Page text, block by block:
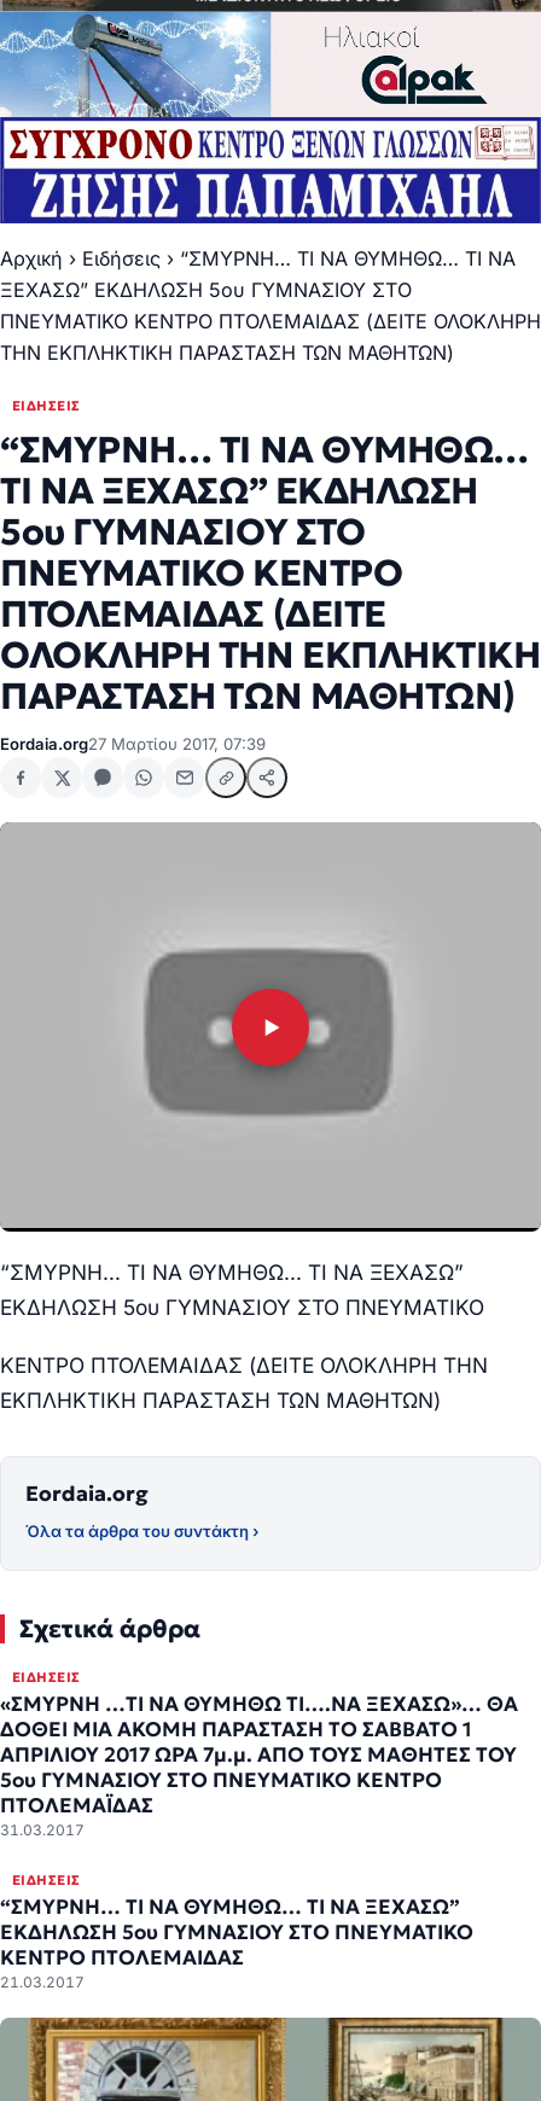
Αρχική › Ειδήσεις › “ΣΜΥΡΝΗ… ΤΙ ΝΑ ΘΥΜΗΘΩ… ΤΙ ΝΑ
ΞΕΧΑΣΩ” ΕΚΔΗΛΩΣΗ 5ου ΓΥΜΝΑΣΙΟΥ ΣΤΟ
ΠΝΕΥΜΑΤΙΚΟ ΚΕΝΤΡΟ ΠΤΟΛΕΜΑΙΔΑΣ (ΔΕΙΤΕ ΟΛΟΚΛΗΡΗ
ΤΗΝ ΕΚΠΛΗΚΤΙΚΗ ΠΑΡΑΣΤΑΣΗ ΤΩΝ ΜΑΘΗΤΩΝ)
ΕΙΔΉΣΕΙΣ
“ΣΜΥΡΝΗ… ΤΙ ΝΑ ΘΥΜΗΘΩ…
ΤΙ ΝΑ ΞΕΧΑΣΩ” ΕΚΔΗΛΩΣΗ
5ου ΓΥΜΝΑΣΙΟΥ ΣΤΟ
ΠΝΕΥΜΑΤΙΚΟ ΚΕΝΤΡΟ
ΠΤΟΛΕΜΑΙΔΑΣ (ΔΕΙΤΕ
ΟΛΟΚΛΗΡΗ ΤΗΝ ΕΚΠΛΗΚΤΙΚΗ
ΠΑΡΑΣΤΑΣΗ ΤΩΝ ΜΑΘΗΤΩΝ)
Eordaia.org27 Μαρτίου 2017, 07:39
“ΣΜΥΡΝΗ… ΤΙ ΝΑ ΘΥΜΗΘΩ… ΤΙ ΝΑ ΞΕΧΑΣΩ”
ΕΚΔΗΛΩΣΗ 5ου ΓΥΜΝΑΣΙΟΥ ΣΤΟ ΠΝΕΥΜΑΤΙΚΟ
ΚΕΝΤΡΟ ΠΤΟΛΕΜΑΙΔΑΣ (ΔΕΙΤΕ ΟΛΟΚΛΗΡΗ ΤΗΝ
ΕΚΠΛΗΚΤΙΚΗ ΠΑΡΑΣΤΑΣΗ ΤΩΝ ΜΑΘΗΤΩΝ)
Eordaia.org
Όλα τα άρθρα του συντάκτη ›
Σχετικά άρθρα
ΕΙΔΉΣΕΙΣ
«ΣΜΥΡΝΗ …ΤΙ ΝΑ ΘΥΜΗΘΩ ΤΙ….ΝΑ ΞΕΧΑΣΩ»… ΘΑ
ΔΟΘΕΙ ΜΙΑ ΑΚΟΜΗ ΠΑΡΑΣΤΑΣΗ ΤΟ ΣΑΒΒΑΤΟ 1
ΑΠΡΙΛΙΟΥ 2017 ΩΡΑ 7μ.μ. ΑΠΟ ΤΟΥΣ ΜΑΘΗΤΕΣ ΤΟΥ
5ου ΓΥΜΝΑΣΙΟΥ ΣΤΟ ΠΝΕΥΜΑΤΙΚΟ ΚΕΝΤΡΟ
ΠΤΟΛΕΜΑΪΔΑΣ
31.03.2017
ΕΙΔΉΣΕΙΣ
“ΣΜΥΡΝΗ… ΤΙ ΝΑ ΘΥΜΗΘΩ… ΤΙ ΝΑ ΞΕΧΑΣΩ”
ΕΚΔΗΛΩΣΗ 5ου ΓΥΜΝΑΣΙΟΥ ΣΤΟ ΠΝΕΥΜΑΤΙΚΟ
ΚΕΝΤΡΟ ΠΤΟΛΕΜΑΙΔΑΣ
21.03.2017